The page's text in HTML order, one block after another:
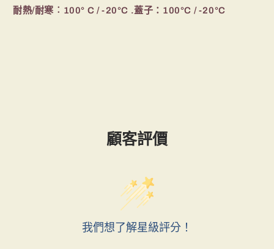
耐熱/耐寒︰ 100° C / -20°C .蓋子：100°C / -20°C
顧客評價
我們想了解星級評分！